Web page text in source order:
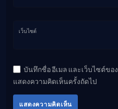
เว็บไซต์
บันทึกชื่อ อีเมล และเว็บไซต์ข
แสดงความคิดเห็นครั้งถัดไป
แสดงความคิดเห็น